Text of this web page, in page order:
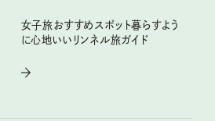
女子旅おすすめスポット暮らすよう
に心地いいリンネル旅ガイド